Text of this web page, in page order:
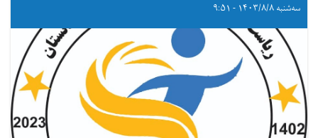
سه‌شنبه ۱۴۰۳/۸/۸ - ۹:۵۱